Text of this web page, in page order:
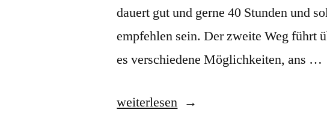
dauert gut und gerne 40 Stunden und
empfehlen sein. Der zweite Weg führt
es verschiedene Möglichkeiten, ans …
„Reise
weiterlesen